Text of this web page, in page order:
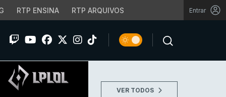
RTP ENSINA RTP ARQUIVOS Entrar
VER TODOS